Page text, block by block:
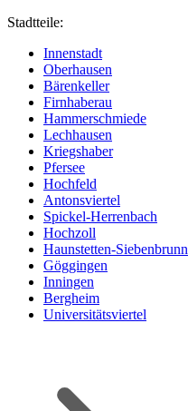
Stadtteile:
Innenstadt
Oberhausen
Bärenkeller
Firnhaberau
Hammerschmiede
Lechhausen
Kriegshaber
Pfersee
Hochfeld
Antonsviertel
Spickel-Herrenbach
Hochzoll
Haunstetten-Siebenbrunn
Göggingen
Inningen
Bergheim
Universitätsviertel